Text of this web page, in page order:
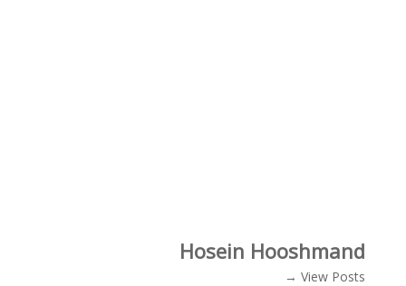
Hosein Hooshmand
View Posts →